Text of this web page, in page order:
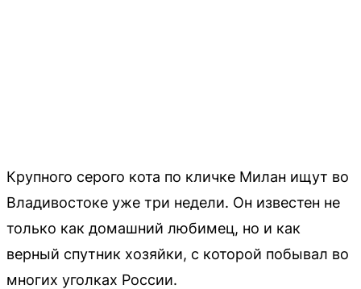
Крупного серого кота по кличке Милан ищут во
Владивостоке уже три недели. Он известен не
только как домашний любимец, но и как
верный спутник хозяйки, с которой побывал во
многих уголках России.